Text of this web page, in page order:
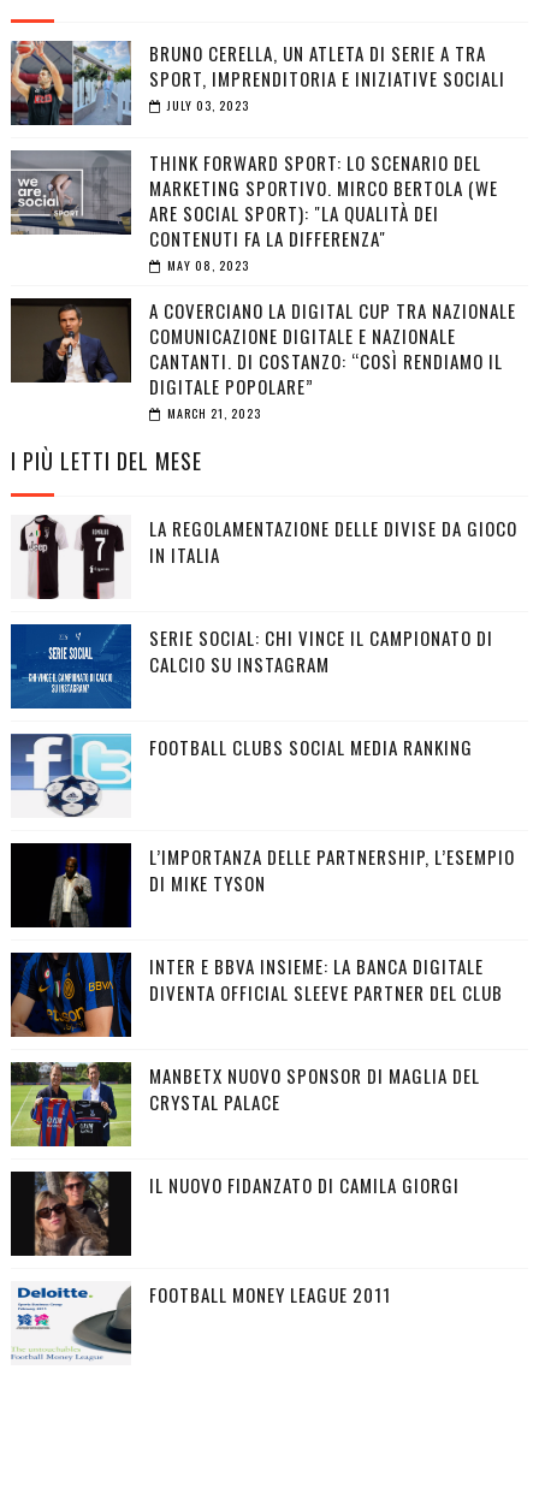
BRUNO CERELLA, UN ATLETA DI SERIE A TRA
SPORT, IMPRENDITORIA E INIZIATIVE SOCIALI
JULY 03, 2023
THINK FORWARD SPORT: LO SCENARIO DEL
MARKETING SPORTIVO. MIRCO BERTOLA (WE
ARE SOCIAL SPORT): "LA QUALITÀ DEI
CONTENUTI FA LA DIFFERENZA"
MAY 08, 2023
A COVERCIANO LA DIGITAL CUP TRA NAZIONALE
COMUNICAZIONE DIGITALE E NAZIONALE
CANTANTI. DI COSTANZO: “COSÌ RENDIAMO IL
DIGITALE POPOLARE”
MARCH 21, 2023
I PIÙ LETTI DEL MESE
LA REGOLAMENTAZIONE DELLE DIVISE DA GIOCO
IN ITALIA
SERIE SOCIAL: CHI VINCE IL CAMPIONATO DI
CALCIO SU INSTAGRAM
FOOTBALL CLUBS SOCIAL MEDIA RANKING
L’IMPORTANZA DELLE PARTNERSHIP, L’ESEMPIO
DI MIKE TYSON
INTER E BBVA INSIEME: LA BANCA DIGITALE
DIVENTA OFFICIAL SLEEVE PARTNER DEL CLUB
MANBETX NUOVO SPONSOR DI MAGLIA DEL
CRYSTAL PALACE
IL NUOVO FIDANZATO DI CAMILA GIORGI
FOOTBALL MONEY LEAGUE 2011